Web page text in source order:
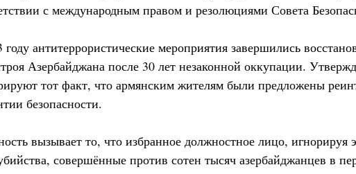
с международным правом и резолюциями Совета
антитеррористические мероприятия завершились
Азербайджана после 30 лет незаконной оккупации.
тот факт, что армянским жителям были предложены
безопасности.
вызывает то, что избранное должностное лицо, игнорируя
совершённые против сотен тысяч азербайджанцев в